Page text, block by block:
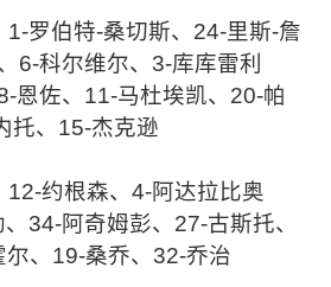
伯特-桑切斯、24-里斯-詹
6-科尔维尔、3-库库雷利
恩佐、11-马杜埃凯、20-帕
托、15-杰克逊
约根森、4-阿达拉比奥
34-阿奇姆彭、27-古斯托、
、19-桑乔、32-乔治